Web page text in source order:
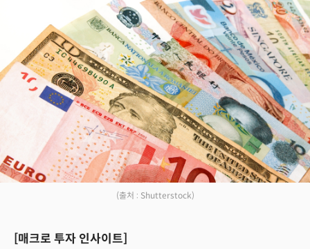
(출처 : Shutterstock)
[매크로 투자 인사이트]